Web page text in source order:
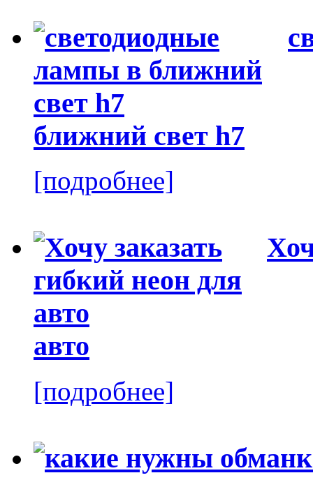
ближний свет h7
[подробнее]
авто
[подробнее]